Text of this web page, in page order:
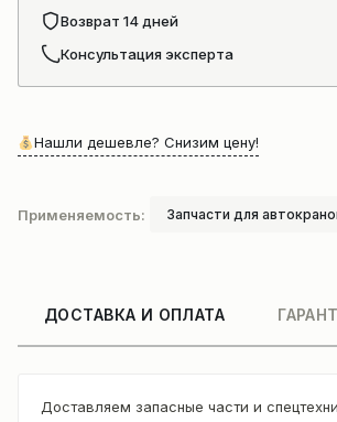
Возврат 14 дней
Консультация эксперта
Нашли дешевле? Снизим цену!
Применяемость: Запчасти для
ДОСТАВКА И ОПЛАТА
Доставляем запасные части и